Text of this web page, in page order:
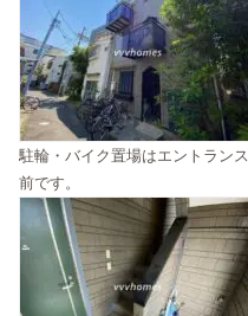
駐輪・バイク置場はエントランス
前です。